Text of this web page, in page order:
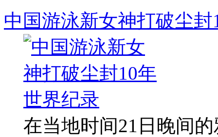
中国游泳新女神打破尘
在当地时间21日晚间